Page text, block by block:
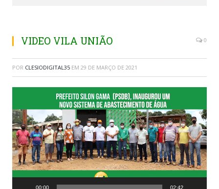
VIDEO VILA UNIÃO 0
POR CLESIODIGITAL35 EM 29 DE MARÇO DE 2021
vídeo
00:00 02:42